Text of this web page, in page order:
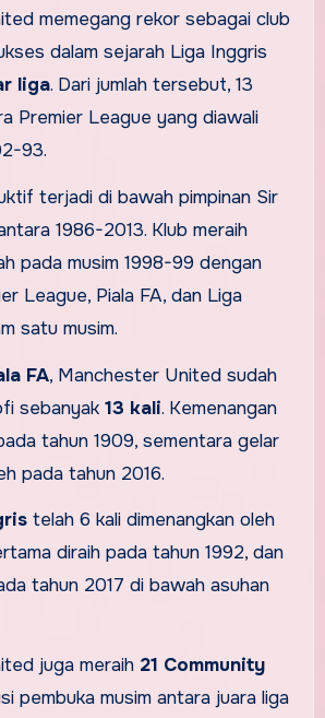
memegang rekor sebagai club
dalam sejarah Liga Inggris
liga. Dari jumlah tersebut, 13
Premier League yang diawali
93.
terjadi di bawah pimpinan Sir
1986-2013. Klub meraih
pada musim 1998-99 dengan
League, Piala FA, dan Liga
satu musim.
FA, Manchester United sudah
sebanyak 13 kali. Kemenangan
tahun 1909, sementara gelar
pada tahun 2016.
telah 6 kali dimenangkan oleh
diraih pada tahun 1992, dan
tahun 2017 di bawah asuhan
juga meraih 21 Community
pembuka musim antara juara liga